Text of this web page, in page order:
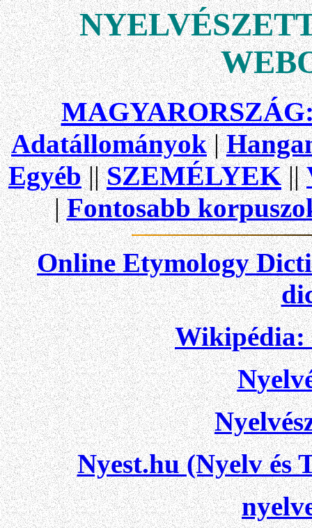
Adatállományok|
Egyéb||SZEMÉLYEK||
|Fontosabb
Online Etymology
Wikipédia:
N
Nyest.hu (Nyelv és